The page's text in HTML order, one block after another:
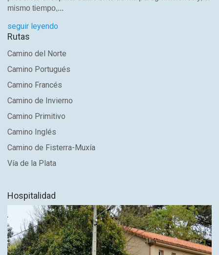
mismo tiempo,...
seguir leyendo
Rutas
Camino del Norte
Camino Portugués
Camino Francés
Camino de Invierno
Camino Primitivo
Camino Inglés
Camino de Fisterra-Muxía
Vía de la Plata
Hospitalidad